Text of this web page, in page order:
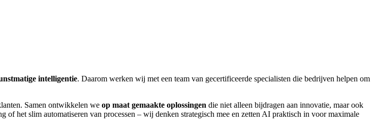
intelligentie. Daarom werken wij met een team van gecertificeerde specialisten die bedrijven helpen om
Samen ontwikkelen we op maat gemaakte oplossingen die niet alleen bijdragen aan innovatie, maar ook
of het slim automatiseren van processen – wij denken strategisch mee en zetten AI praktisch in voor maximale